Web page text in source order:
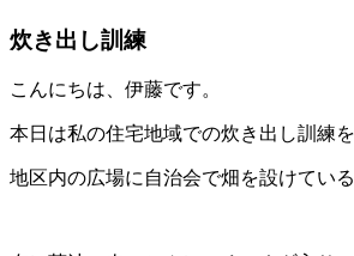
炊き出し訓練
こんにちは、伊藤です。
本日は私の住宅地域での炊き出し訓練
地区内の広場に自治会で畑を設けてい